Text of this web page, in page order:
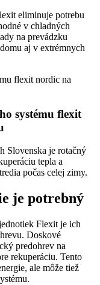
eliminuje potrebu
v chladných
na prevádzku
aj v extrémnych
systému flexit
Slovenska je rotačný
tepla a
počas celej zimy.
je potrebný
Flexit je ich
Doskové
predohrev na
rekuperáciu. Tento
ale môže tiež